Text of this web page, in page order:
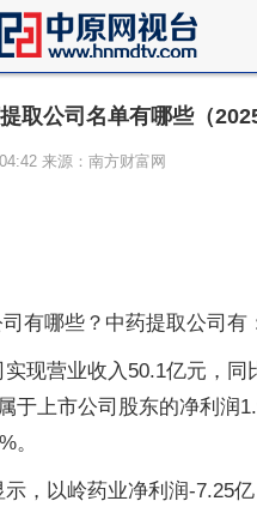
取公司名单有哪些（
来源：南方财富网
有哪些？中药提取公司有
实现营业收入50.1亿元，同
于上市公司股东的净利润
。
示，以岭药业净利润-7.25